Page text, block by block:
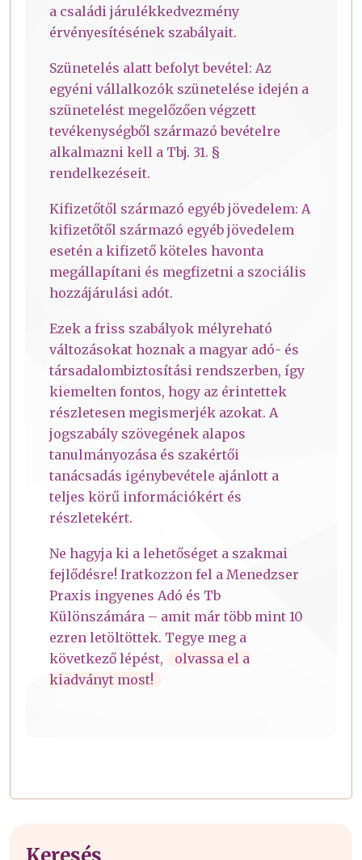
a családi járulékkedvezmény
érvényesítésének szabályait.
Szünetelés alatt befolyt bevétel: Az
egyéni vállalkozók szünetelése idején a
szünetelést megelőzően végzett
tevékenységből származó bevételre
alkalmazni kell a Tbj. 31. §
rendelkezéseit.
Kifizetőtől származó egyéb jövedelem: A
kifizetőtől származó egyéb jövedelem
esetén a kifizető köteles havonta
megállapítani és megfizetni a szociális
hozzájárulási adót.
Ezek a friss szabályok mélyreható
változásokat hoznak a magyar adó- és
társadalombiztosítási rendszerben, így
kiemelten fontos, hogy az érintettek
részletesen megismerjék azokat. A
jogszabály szövegének alapos
tanulmányozása és szakértői
tanácsadás igénybevétele ajánlott a
teljes körű információkért és
részletekért.
Ne hagyja ki a lehetőséget a szakmai
fejlődésre! Iratkozzon fel a Menedzser
Praxis ingyenes Adó és Tb
Különszámára – amit már több mint 10
ezren letöltöttek. Tegye meg a
következő lépést,
olvassa el a
kiadványt most!